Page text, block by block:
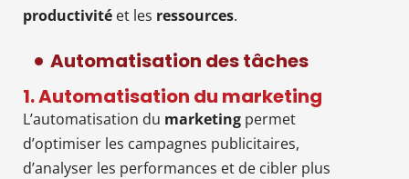
productivité et les ressources.
Automatisation des tâches
1. Automatisation du marketing
L’automatisation du marketing permet
d’optimiser les campagnes publicitaires,
d’analyser les performances et de cibler plus